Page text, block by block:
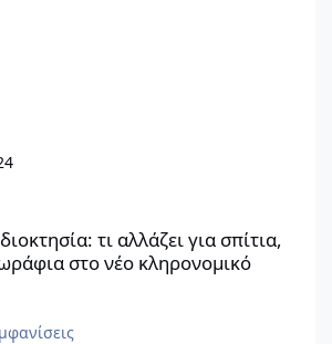
τι αλλάζει για σπίτια,
στο νέο κληρονομικό